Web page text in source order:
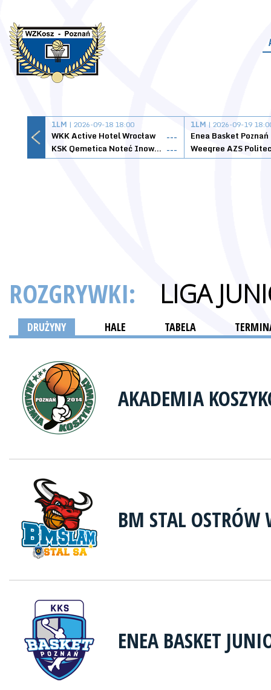
1LM | 2026-09-18 18:00
WKK Active Hotel Wrocław
---
KSK Qemetica Noteć Inowrocław ---
1LM | 2026-09-19
Enea Basket Poznań
ROZGRYWKI: LIGA
DRUŻYNY HALE TABELA
AKADEMIA
BM STAL OSTRÓW
ENEA BASKET